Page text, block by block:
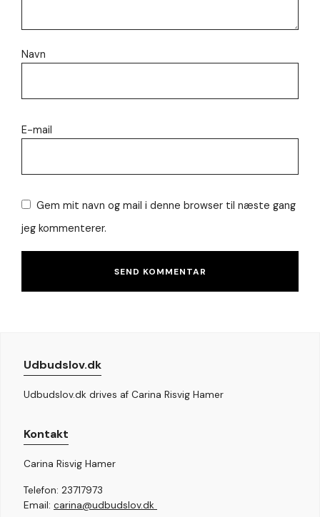
Navn
E-mail
Gem mit navn og mail i denne browser til næste gang
jeg kommenterer.
Udbudslov.dk
Udbudslov.dk drives af Carina Risvig Hamer
Kontakt
Carina Risvig Hamer
Telefon: 23717973
Email: carina@udbudslov.dk